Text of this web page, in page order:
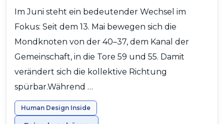
Im Juni steht ein bedeutender Wechsel im
Fokus: Seit dem 13. Mai bewegen sich die
Mondknoten von der 40–37, dem Kanal der
Gemeinschaft, in die Tore 59 und 55. Damit
verändert sich die kollektive Richtung
spürbar.Während …
Human Design Inside